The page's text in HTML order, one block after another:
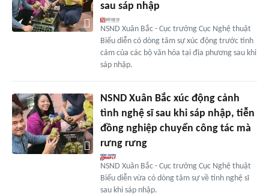
sau sáp nhập
NSND Xuân Bắc - Cục trưởng Cục Nghệ thuật
Biểu diễn có dòng tâm sự xúc động trước tình
cảm của các bộ văn hóa tại địa phương sau khi
sáp nhập.
NSND Xuân Bắc xúc động cảnh
tình nghệ sĩ sau khi sáp nhập, tiễn
đồng nghiệp chuyển công tác mà
rưng rưng
NSND Xuân Bắc - Cục trưởng Cục Nghệ thuật
Biểu diễn vừa có dòng tâm sự về tình nghệ sĩ
sau khi sáp nhập.